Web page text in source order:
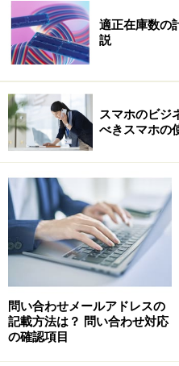
適正在庫数の
説
スマホのビジ
べきスマホの
問い合わせメールアドレスの
記載方法は？ 問い合わせ対応
の確認項目